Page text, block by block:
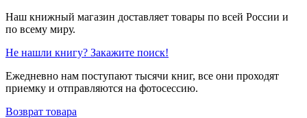
Наш книжный магазин доставляет товары по всей России и
по всему миру.
Не нашли книгу? Закажите поиск!
Ежедневно нам поступают тысячи книг, все они проходят
приемку и отправляются на фотосессию.
Возврат товара